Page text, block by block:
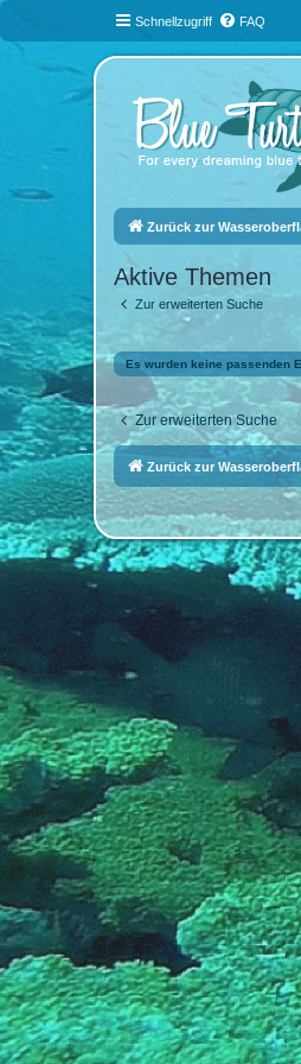
Schnellzugriff FAQ
Zurück zur
Aktive Themen
Zur erweiterten Suche
Es wurden keine passenden
Zur erweiterten Suche
Zurück zur